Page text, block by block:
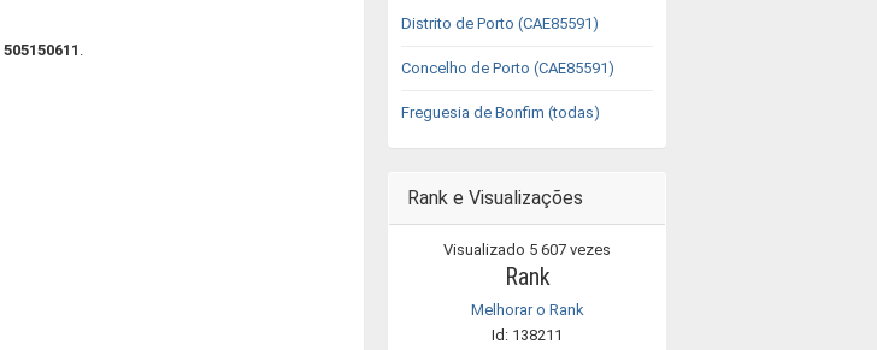
505150611 .
Distrito de Porto (CAE85591)
Concelho de Porto (CAE85591)
Freguesia de Bonfim (todas)
Rank e Visualizações
Visualizado 5 607 vezes
Rank
Melhorar o Rank
Id: 138211